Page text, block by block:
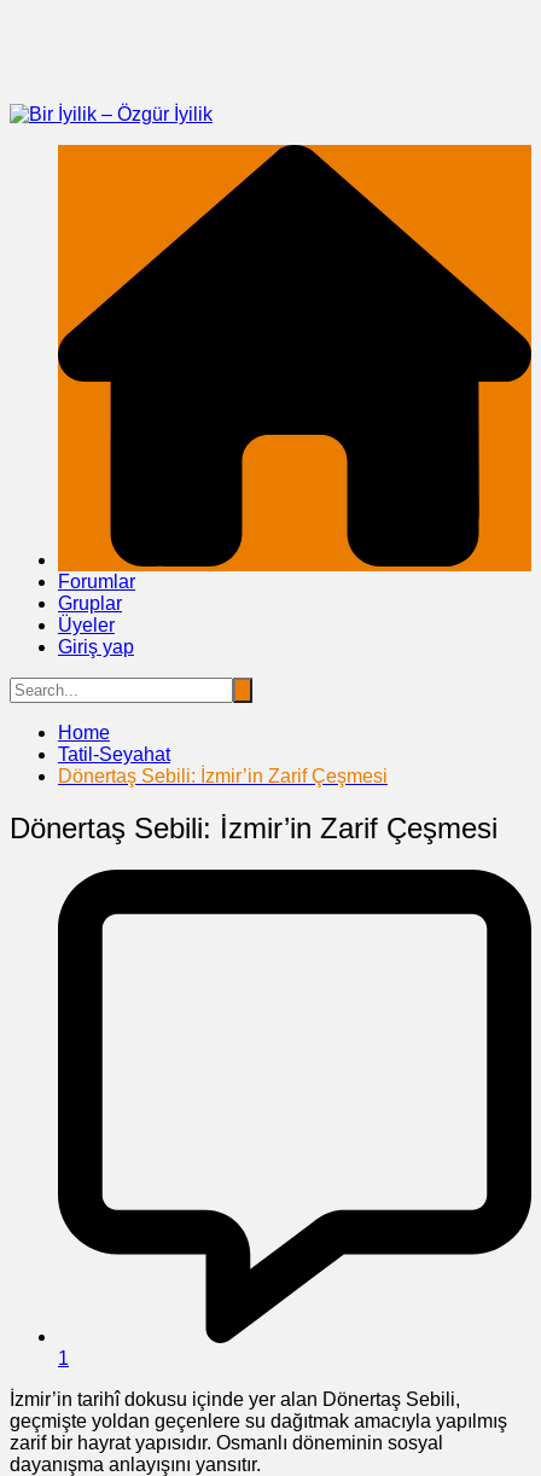
Forumlar
Gruplar
Üyeler
Giriş yap
Home
Tatil-Seyahat
Dönertaş Sebili: İzmir’in Zarif Çeşmesi
Dönertaş Sebili: İzmir’in Zarif Çeşmesi
1
İzmir’in tarihî dokusu içinde yer alan Dönertaş Sebili,
geçmişte yoldan geçenlere su dağıtmak amacıyla yapılmış
zarif bir hayrat yapısıdır. Osmanlı döneminin sosyal
dayanışma anlayışını yansıtır.